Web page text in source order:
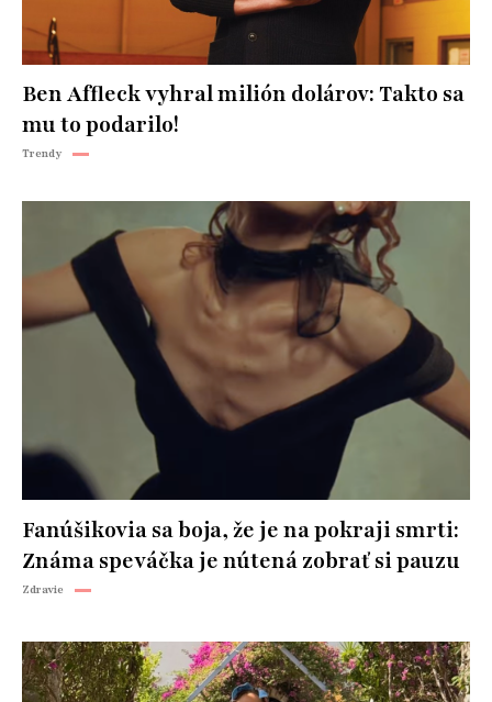
Ben Affleck vyhral milión dolárov: Takto sa
mu to podarilo!
Trendy
Fanúšikovia sa boja, že je na pokraji smrti:
Známa speváčka je nútená zobrať si pauzu
Zdravie